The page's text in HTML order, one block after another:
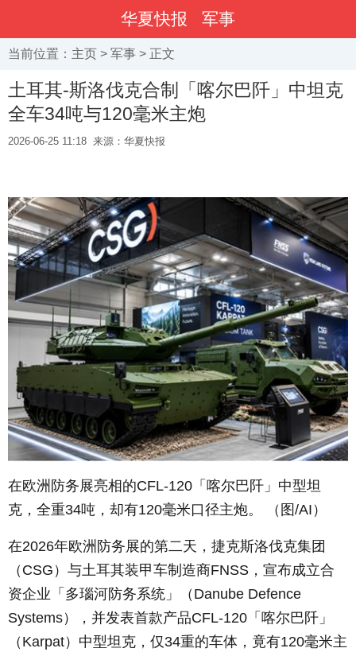
华夏快报 军事
当前位置： 主页 > 军事 > 正文
土耳其-斯洛伐克合制「喀尔巴阡」中坦克
全车34吨与120毫米主炮
2026-06-25 11:18 来源：华夏快报
在欧洲防务展亮相的CFL-120 「喀尔巴阡」中型坦
克，全重34吨，却有120毫米口径主炮。 （图/AI ）
在2026年欧洲防务展的第二天，捷克斯洛伐克集团
（ CSG ）与土耳其装甲车制造商FNSS ，宣布成立合
资企业「多瑙河防务系统」（ Danube Defence
Systems），并发表首款产品CFL-120 「喀尔巴阡」
（ Karpat）中型坦克，仅34重的车体，竟有120毫米主